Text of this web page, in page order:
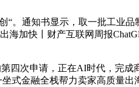
通知书显示，取一批工业品
加快丨财产互联网周报
次申请，正在AI时代，完成
式金融全栈帮力卖家高质量